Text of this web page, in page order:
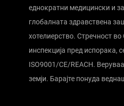
еднократни медицински и
глобалната здравствена
хотелиерство. Стречност во
инспекција пред испорака,
ISO9001/CE/REACH.
земји. Барајте понуда